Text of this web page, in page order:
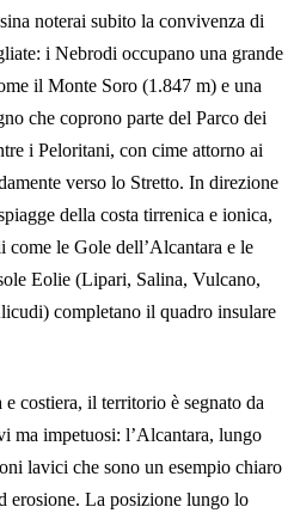
noterai subito la convivenza di
i Nebrodi occupano una grande
il Monte Soro (1.847 m) e una
che coprono parte del Parco dei
i Peloritani, con cime attorno ai
verso lo Stretto. In direzione
della costa tirrenica e ionica,
le Gole dell’Alcantara e le
Eolie (Lipari, Salina, Vulcano,
completano il quadro insulare
costiera, il territorio è segnato da
ma impetuosi: l’Alcantara, lungo
lavici che sono un esempio chiaro
erosione. La posizione lungo lo